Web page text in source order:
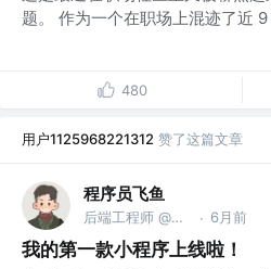
题。 作为一个在职场上混迹了近
480
用户1125968221312 赞了这篇文章
程序员飞鱼
后端工程师 @美团 · 6月前
我的第一款小程序上线啦！